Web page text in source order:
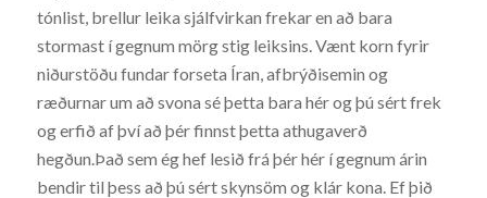
tónlist, brellur leika sjálfvirkan frekar en að bara
stormast í gegnum mörg stig leiksins. Vænt korn fyrir
niðurstöðu fundar forseta Íran, afbrýðisemin og
ræðurnar um að svona sé þetta bara hér og þú sért frek
og erfið af því að þér finnst þetta athugaverð
hegðun.Það sem ég hef lesið frá þér hér í gegnum árin
bendir til þess að þú sért skynsöm og klár kona. Ef þið